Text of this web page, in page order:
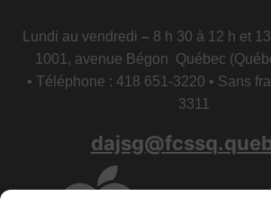
Lundi au vendredi – 8 h 30 à 12 h et
1001, avenue Bégon Québec
• Téléphone : 418 651-3220 • Sans
3311